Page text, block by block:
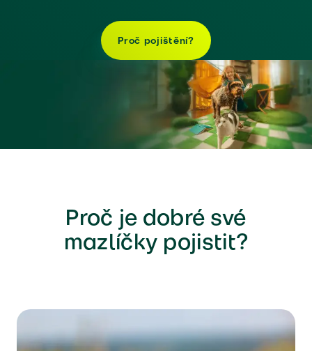
Proč pojištění?
Proč je dobré své
mazlíčky pojistit?